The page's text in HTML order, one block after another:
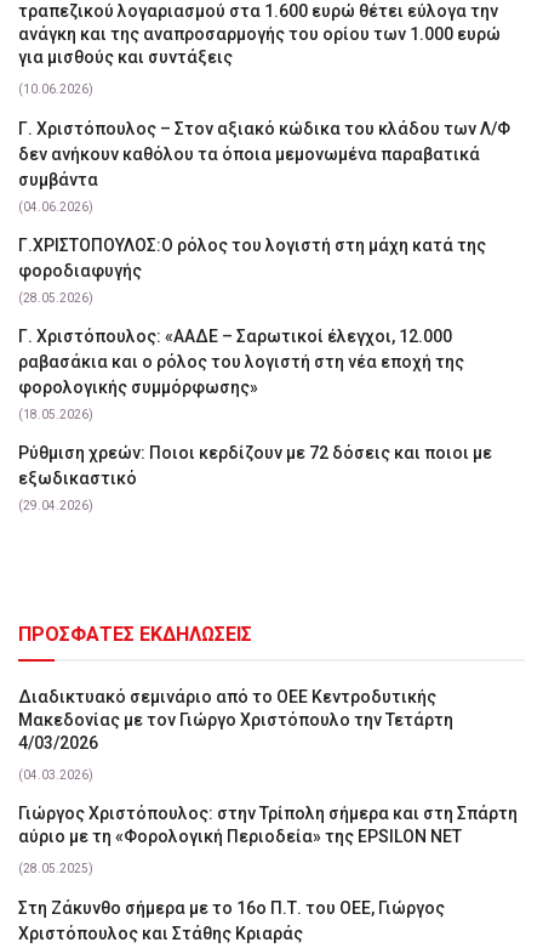
τραπεζικού λογαριασμού στα 1.600 ευρώ θέτει εύλογα την
ανάγκη και της αναπροσαρμογής του ορίου των 1.000 ευρώ
για μισθούς και συντάξεις
(10.06.2026)
Γ. Χριστόπουλος – Στον αξιακό κώδικα του κλάδου των Λ/Φ
δεν ανήκουν καθόλου τα όποια μεμονωμένα παραβατικά
συμβάντα
(04.06.2026)
Γ.ΧΡΙΣΤΟΠΟΥΛΟΣ:Ο ρόλος του λογιστή στη μάχη κατά της
φοροδιαφυγής
(28.05.2026)
Γ. Χριστόπουλος: «ΑΑΔΕ – Σαρωτικοί έλεγχοι, 12.000
ραβασάκια και ο ρόλος του λογιστή στη νέα εποχή της
φορολογικής συμμόρφωσης»
(18.05.2026)
Ρύθμιση χρεών: Ποιοι κερδίζουν με 72 δόσεις και ποιοι με
εξωδικαστικό
(29.04.2026)
ΠΡΟΣΦΑΤΕΣ ΕΚΔΗΛΩΣΕΙΣ
Διαδικτυακό σεμινάριο από το ΟΕΕ Κεντροδυτικής
Μακεδονίας με τον Γιώργο Χριστόπουλο την Τετάρτη
4/03/2026
(04.03.2026)
Γιώργος Χριστόπουλος: στην Τρίπολη σήμερα και στη Σπάρτη
αύριο με τη «Φορολογική Περιοδεία» της EPSILON NET
(28.05.2025)
Στη Ζάκυνθο σήμερα με το 16ο Π.Τ. του ΟΕΕ, Γιώργος
Χριστόπουλος και Στάθης Κριαράς